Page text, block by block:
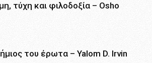
τύχη και φιλοδοξία – Osho
του έρωτα – Yalom D. Irvin